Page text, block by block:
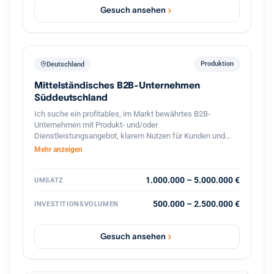
Gesuch ansehen
Deutschland Produktion
Mittelständisches B2B-Unternehmen
Süddeutschland
Ich suche ein profitables, im Markt bewährtes B2B-
Unternehmen mit Produkt- und/oder
Dienstleistungsangebot, klarem Nutzen für Kunden und
stabilen Geschäftsbeziehungen. Bevorzugt sind
eine überschaubare, gut führbare Unternehmensgröße.
Wachstumspotenzial, solider Ertragskraft und konservativ
Sanierungsfälle, reine Handels- oder Distributionsmodelle.
Mehr anzeigen
UMSATZ 1.000.000 – 5.000.000 €
INVESTITIONSVOLUMEN 500.000 – 2.500.000 €
Gesuch ansehen